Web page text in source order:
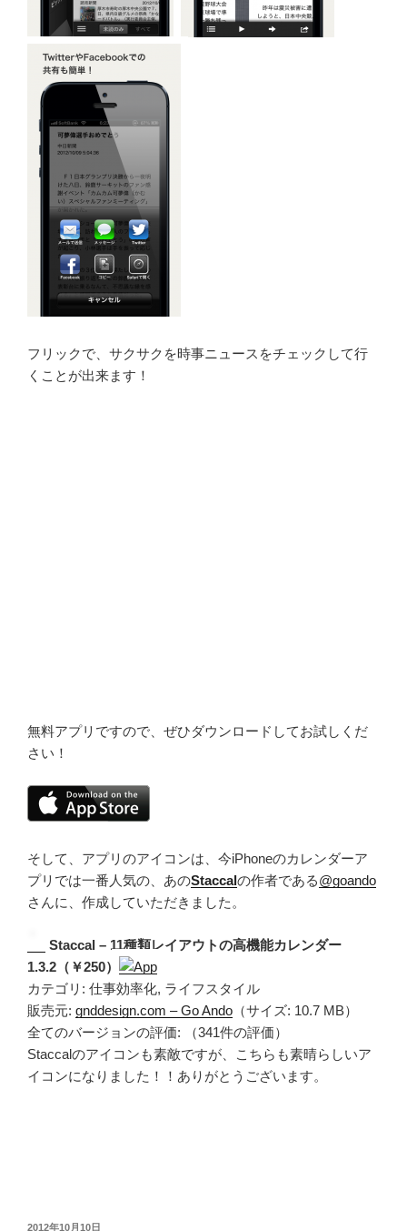
フリックで、サクサクを時事ニュースをチェックして行
くことが出来ます！
無料アプリですので、ぜひダウンロードしてお試しくだ
さい！
そして、アプリのアイコンは、今iPhoneのカレンダーア
プリでは一番人気の、あのStaccalの作者である@goando
さんに、作成していただきました。
Staccal – 11種類レイアウトの高機能カレンダー
1.3.2（￥250）
カテゴリ: 仕事効率化, ライフスタイル
販売元: gnddesign.com – Go Ando （サイズ: 10.7 MB）
全てのバージョンの評価:
（341件の評価）
Staccalのアイコンも素敵ですが、こちらも素晴らしいア
イコンになりました！！ありがとうございます。
投
2012年10月10日